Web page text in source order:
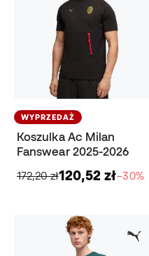
WYPRZEDAŻ
Koszulka Ac Milan
Fanswear 2025-2026
172,20 zł120,52 zł−30%